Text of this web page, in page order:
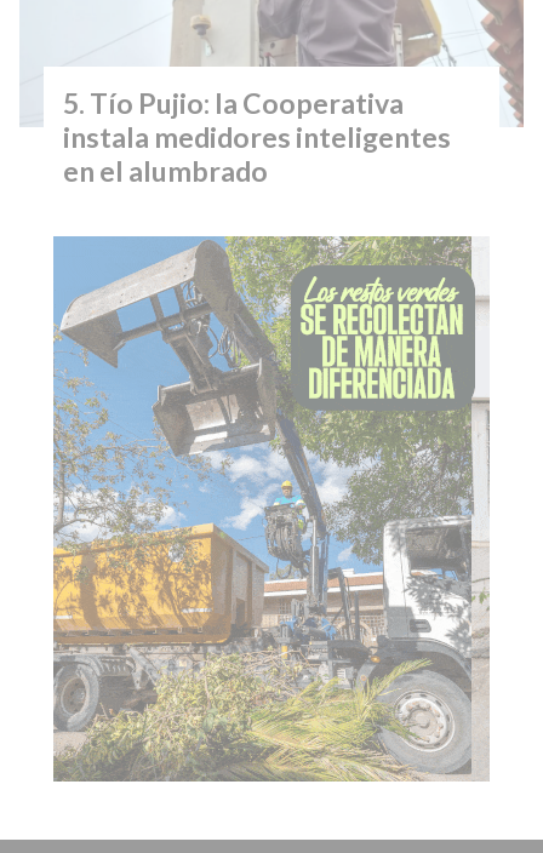
Tío Pujio: la Cooperativa
instala medidores inteligentes
en el alumbrado